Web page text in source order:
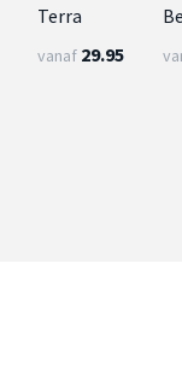
Terra
vanaf 29.95